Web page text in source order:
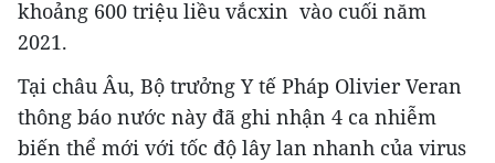
khoảng 600 triệu liều vắcxin vào cuối năm
2021.
Tại châu Âu, Bộ trưởng Y tế Pháp Olivier Veran
thông báo nước này đã ghi nhận 4 ca nhiễm
biến thể mới với tốc độ lây lan nhanh của virus